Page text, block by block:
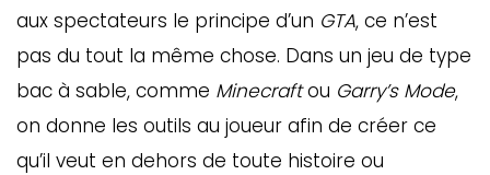
aux spectateurs le principe d’un GTA, ce n’est
pas du tout la même chose. Dans un jeu de type
bac à sable, comme Minecraftou Garry’s Mode,
on donne les outils au joueur afin de créer ce
qu’il veut en dehors de toute histoire ou